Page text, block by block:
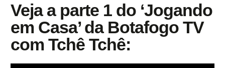
Veja a parte 1 do ‘Jogando
em Casa’ da Botafogo TV
com Tchê Tchê: